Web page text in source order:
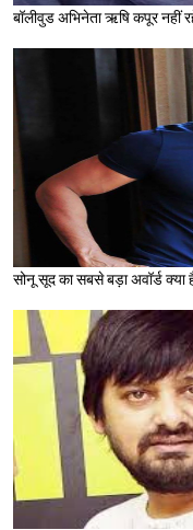
बॉलीवुड अभिनेता ऋषि कपूर नहीं
सोनू